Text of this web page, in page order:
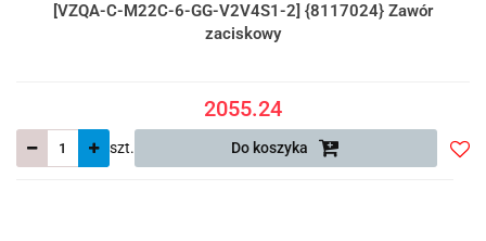
[VZQA-C-M22C-6-GG-V2V4S1-2] {8117024} Zawór
zaciskowy
2055.24
szt. Do koszyka